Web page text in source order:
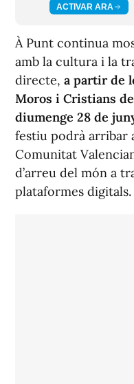
ACTIVAR ARA
À Punt continua
amb la cultura i la
directe, a partir de
Moros i Cristians
diumenge 28 de
festiu podrà arribar
Comunitat
d’arreu del món a
plataformes digitals.